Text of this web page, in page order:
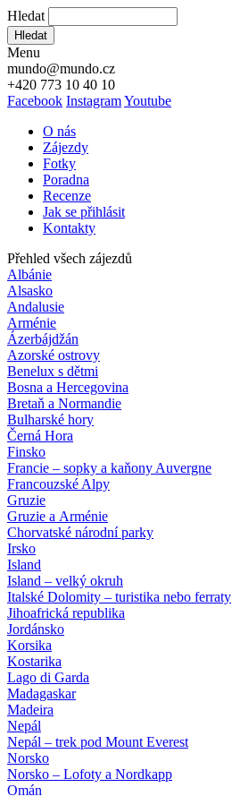
Hledat
Hledat
Menu
mundo@mundo.cz
+420 773 10 40 10
Facebook InstagramYoutube
O nás
Zájezdy
Fotky
Poradna
Recenze
Jak se přihlásit
Kontakty
Přehled všech zájezdů
Albánie
Alsasko
Andalusie
Arménie
Ázerbájdžán
Azorské ostrovy
Benelux s dětmi
Bosna a Hercegovina
Bretaň a Normandie
Bulharské hory
Černá Hora
Finsko
Francie – sopky a kaňony Auvergne
Francouzské Alpy
Gruzie
Gruzie a Arménie
Chorvatské národní parky
Irsko
Island
Island – velký okruh
Italské Dolomity – turistika nebo ferraty
Jihoafrická republika
Jordánsko
Korsika
Kostarika
Lago di Garda
Madagaskar
Madeira
Nepál
Nepál – trek pod Mount Everest
Norsko
Norsko – Lofoty a Nordkapp
Omán